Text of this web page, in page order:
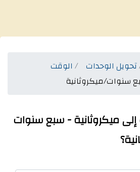
تحويل الوحدات
الوقت
سنوات/ميكروثانية
ميكروثانية - سبع سنوات